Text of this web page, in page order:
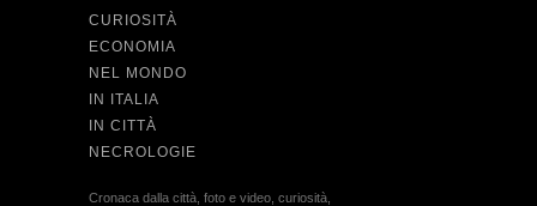
CURIOSITÀ
ECONOMIA
NEL MONDO
IN ITALIA
IN CITTÀ
NECROLOGIE
Cronaca dalla città, foto e video, curiosità,